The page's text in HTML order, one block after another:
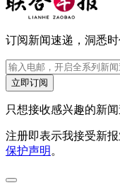
订阅新闻速递，洞悉时
立即订阅
只想接收感兴趣的新
注册即表示我接受新
保护声明。